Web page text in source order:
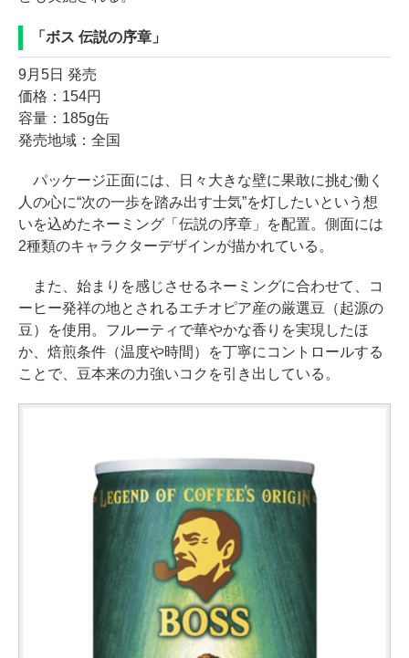
「ボス 伝説の序章」
9月5日 発売
価格：154円
容量：185g缶
発売地域：全国
パッケージ正面には、日々大きな壁に果敢に挑む働く
人の心に“次の一歩を踏み出す士気”を灯したいという想
いを込めたネーミング「伝説の序章」を配置。側面には
2種類のキャラクターデザインが描かれている。
また、始まりを感じさせるネーミングに合わせて、コ
ーヒー発祥の地とされるエチオピア産の厳選豆（起源の
豆）を使用。フルーティで華やかな香りを実現したほ
か、焙煎条件（温度や時間）を丁寧にコントロールする
ことで、豆本来の力強いコクを引き出している。